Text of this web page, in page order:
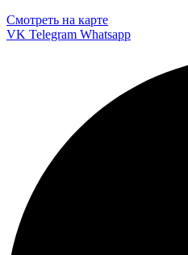
Смотреть на карте
VK Telegram Whatsapp